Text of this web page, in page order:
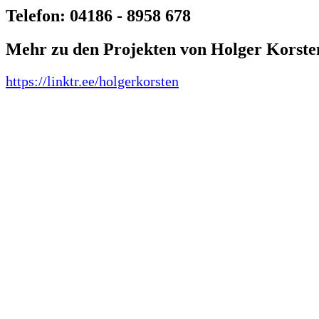
Zeit
Telefon: 04186 - 8958 678
Mehr zu den Projekten von Holger
https://linktr.ee/holgerkorsten